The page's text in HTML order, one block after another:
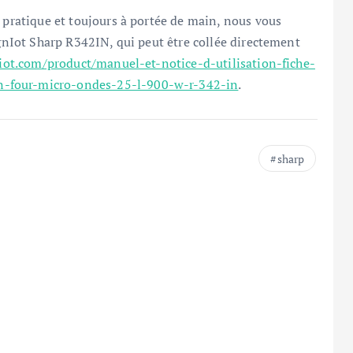
et toujours à portée de main, nous vous
Sharp R342IN, qui peut être collée directement
product/manuel-et-notice-d-utilisation-fiche-
four-micro-ondes-25-l-900-w-r-342-in.
sharp